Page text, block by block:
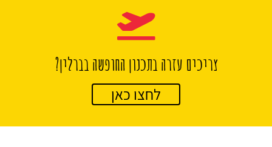
צריכים עזרה בתכנון החופשה בברלין?
לחצו כאן